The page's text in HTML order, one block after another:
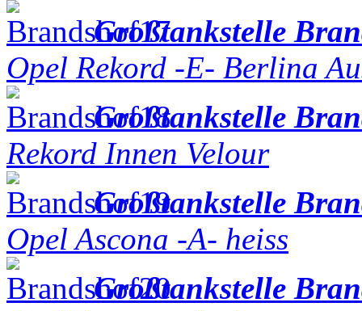
Großtankstelle
Opel Rekord -E- Berlina
Großtankstelle
Rekord Innen Velour
Großtankstelle
Opel Ascona -A- heiss
Großtankstelle